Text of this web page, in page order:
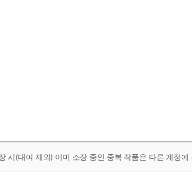
시(대여 제외) 이미 소장 중인 중복 작품은 다른 계정